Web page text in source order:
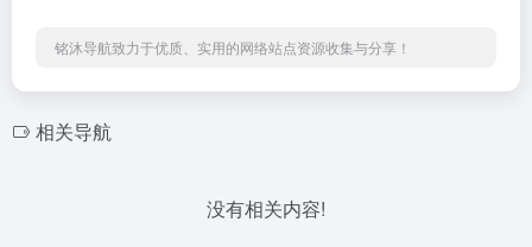
铭沐导航致力于优质、实用的网络站点资源收集与分享！
相关导航
没有相关内容!